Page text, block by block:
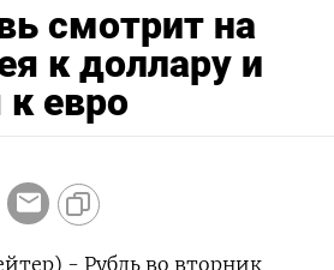
смотрит на
к доллару и
к евро
- Рубль во вторник